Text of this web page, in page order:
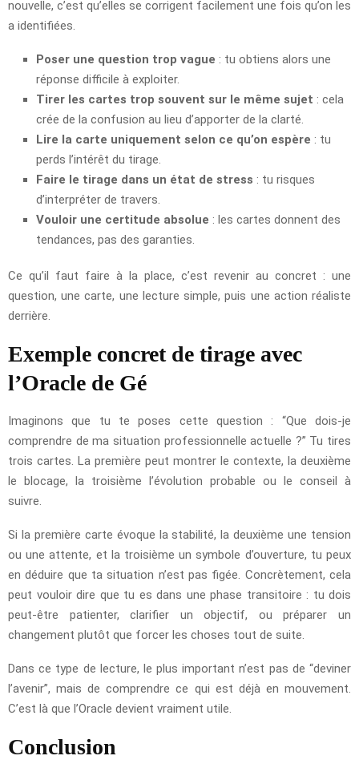
nouvelle, c’est qu’elles se corrigent facilement une fois qu’on les
a identifiées.
Poser une question trop vague : tu obtiens alors une
réponse difficile à exploiter.
Tirer les cartes trop souvent sur le même sujet : cela
crée de la confusion au lieu d’apporter de la clarté.
Lire la carte uniquement selon ce qu’on espère : tu
perds l’intérêt du tirage.
Faire le tirage dans un état de stress : tu risques
d’interpréter de travers.
Vouloir une certitude absolue : les cartes donnent des
tendances, pas des garanties.
Ce qu’il faut faire à la place, c’est revenir au concret : une
question, une carte, une lecture simple, puis une action réaliste
derrière.
Exemple concret de tirage avec
l’Oracle de Gé
Imaginons que tu te poses cette question : “Que dois-je
comprendre de ma situation professionnelle actuelle ?” Tu tires
trois cartes. La première peut montrer le contexte, la deuxième
le blocage, la troisième l’évolution probable ou le conseil à
suivre.
Si la première carte évoque la stabilité, la deuxième une tension
ou une attente, et la troisième un symbole d’ouverture, tu peux
en déduire que ta situation n’est pas figée. Concrètement, cela
peut vouloir dire que tu es dans une phase transitoire : tu dois
peut-être patienter, clarifier un objectif, ou préparer un
changement plutôt que forcer les choses tout de suite.
Dans ce type de lecture, le plus important n’est pas de “deviner
l’avenir”, mais de comprendre ce qui est déjà en mouvement.
C’est là que l’Oracle devient vraiment utile.
Conclusion